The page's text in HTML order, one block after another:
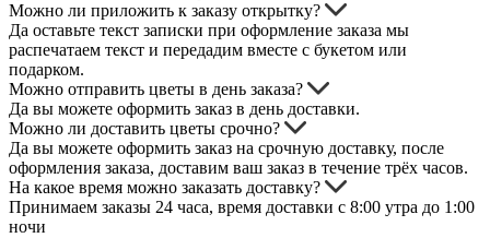
Можно ли приложить к заказу открытку?
Да оставьте текст записки при оформление заказа мы
распечатаем текст и передадим вместе с букетом или
подарком.
Можно отправить цветы в день заказа?
Да вы можете оформить заказ в день доставки.
Можно ли доставить цветы срочно?
Да вы можете оформить заказ на срочную доставку, после
оформления заказа, доставим ваш заказ в течение трёх часов.
На какое время можно заказать доставку?
Принимаем заказы 24 часа, время доставки с 8:00 утра до 1:00
ночи